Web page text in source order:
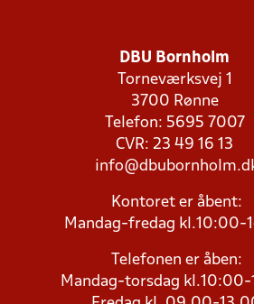
DBU Bornholm
Torneværksvej 1
3700 Rønne
Telefon: 5695 7007
CVR: 23 49 16 13
Kontoret er åbent:
Mandag-fredag kl.10:00-
Telefonen er åben:
Mandag-torsdag kl.10:00-